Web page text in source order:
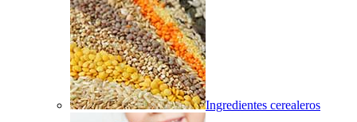
Ingredientes cerealeros